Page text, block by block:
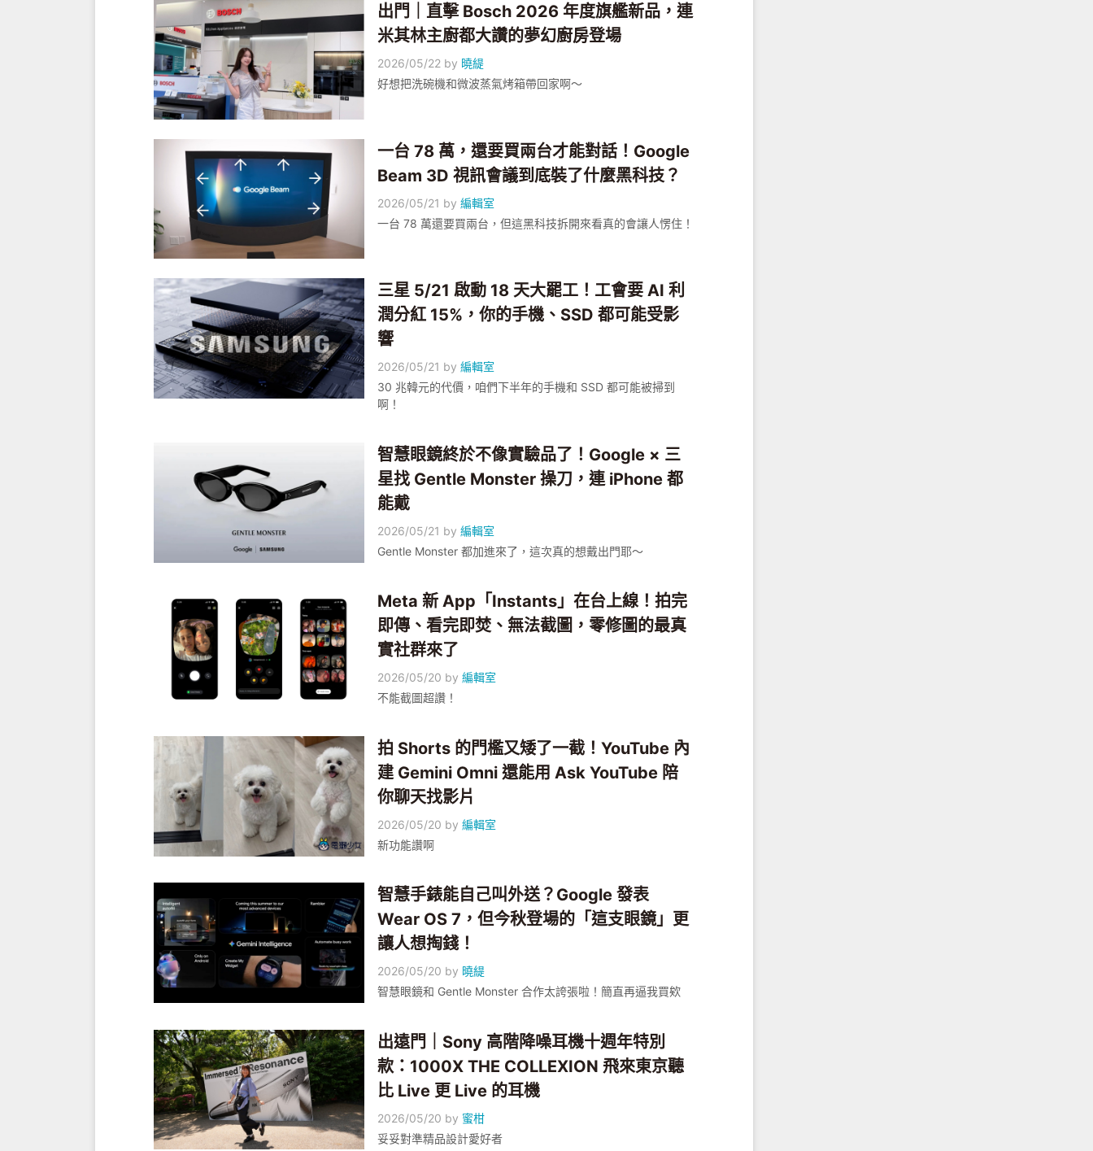
出門｜直擊 Bosch 2026 年度旗艦新品，連
米其林主廚都大讚的夢幻廚房登場
2026/05/22 by 曉緹
好想把洗碗機和微波蒸氣烤箱帶回家啊～
一台 78 萬，還要買兩台才能對話！Google
Beam 3D 視訊會議到底裝了什麼黑科技？
2026/05/21 by編輯室
一台 78 萬還要買兩台，但這黑科技拆開來看真的會讓人愣住！
三星 5/21 啟動 18 天大罷工！工會要 AI 利
潤分紅 15%，你的手機、SSD 都可能受影
響
2026/05/21 by編輯室
30 兆韓元的代價，咱們下半年的手機和 SSD 都可能被掃到
啊！
智慧眼鏡終於不像實驗品了！Google × 三
星找 Gentle Monster 操刀，連 iPhone 都
能戴
2026/05/21 by編輯室
Gentle Monster 都加進來了，這次真的想戴出門耶～
Meta 新 App「Instants」在台上線！拍完
即傳、看完即焚、無法截圖，零修圖的最真
實社群來了
2026/05/20 by編輯室
不能截圖超讚！
拍 Shorts 的門檻又矮了一截！YouTube 內
建 Gemini Omni 還能用 Ask YouTube 陪
你聊天找影片
2026/05/20 by編輯室
新功能讚啊
智慧手錶能自己叫外送？Google 發表
Wear OS 7，但今秋登場的「這支眼鏡」更
讓人想掏錢！
2026/05/20 by 曉緹
智慧眼鏡和 Gentle Monster 合作太誇張啦！簡直再逼我買欸
出遠門｜Sony 高階降噪耳機十週年特別
款：1000X THE COLLEXION 飛來東京聽
比 Live 更 Live 的耳機
2026/05/20 by 蜜柑
妥妥對準精品設計愛好者